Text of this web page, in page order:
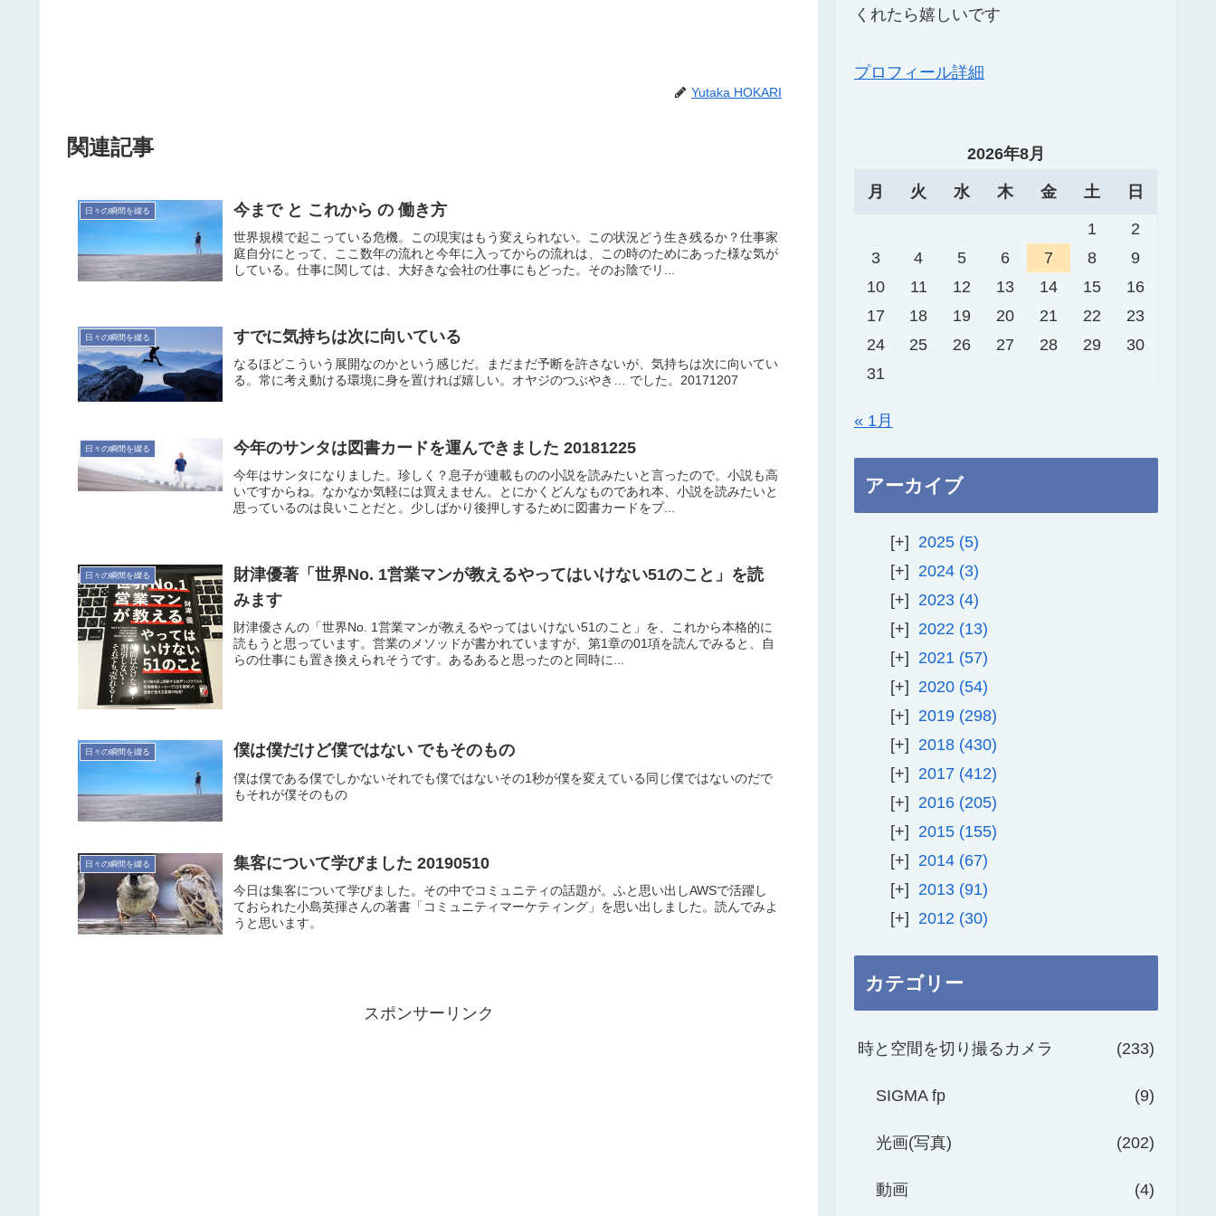
Yutaka HOKARI
関連記事
日々の瞬間を綴る 今まで と これから の 働き方
世界規模で起こっている危機。この現実はもう変えられない。この状況どう生き残るか？仕事家
庭自分にとって、ここ数年の流れと今年に入ってからの流れは、この時のためにあった様な気が
している。仕事に関しては、大好きな会社の仕事にもどった。そのお陰でリ...
日々の瞬間を綴る すでに気持ちは次に向いている
なるほどこういう展開なのかという感じだ。まだまだ予断を許さないが、気持ちは次に向いてい
る。常に考え動ける環境に身を置ければ嬉しい。オヤジのつぶやき… でした。20171207
日々の瞬間を綴る 今年のサンタは図書カードを運んできました 20181225
今年はサンタになりました。珍しく？息子が連載ものの小説を読みたいと言ったので。小説も高
いですからね。なかなか気軽には買えません。とにかくどんなものであれ本、小説を読みたいと
思っているのは良いことだと。少しばかり後押しするために図書カードをプ...
日々の瞬間を綴る
財津優著「世界No. 1営業マンが教えるやってはいけない51のこと」を読
みます
財津優さんの「世界No. 1営業マンが教えるやってはいけない51のこと」を、これから本格的に
読もうと思っています。営業のメソッドが書かれていますが、第1章の01項を読んでみると、自
らの仕事にも置き換えられそうです。あるあると思ったのと同時に...
日々の瞬間を綴る 僕は僕だけど僕ではない でもそのもの
僕は僕である僕でしかないそれでも僕ではないその1秒が僕を変えている同じ僕ではないのだで
もそれが僕そのもの
日々の瞬間を綴る 集客について学びました 20190510
今日は集客について学びました。その中でコミュニティの話題が。ふと思い出しAWSで活躍し
ておられた小島英揮さんの著書「コミュニティマーケティング」を思い出しました。読んでみよ
うと思います。
スポンサーリンク
くれたら嬉しいです
プロフィール詳細
2026年8月
月 火 水 木 金 土 日
1
2
3
4 5 6 7 8
9
10
11 12 13 14 15
16
17
18 19 20 21 22
23
24
25 26 27 28 29
30
31
« 1月
アーカイブ
2025 5
2024 3
2023 4
2022
13
2021
57
2020 54
2019 298
2018 430
2017 412
2016 205
2015 155
2014 67
2013 91
2012
30
カテゴリー
時と空間を切り撮るカメラ 233
SIGMA fp 9
光画(写真) 202
動画 4